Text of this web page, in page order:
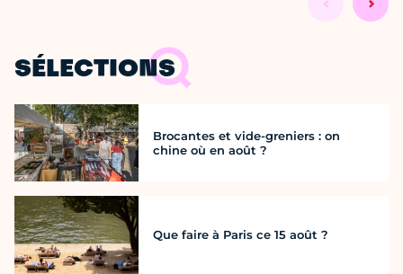
SÉLECTIONS
Brocantes et vide-greniers : on
chine où en août ?
Que faire à Paris ce 15 août ?